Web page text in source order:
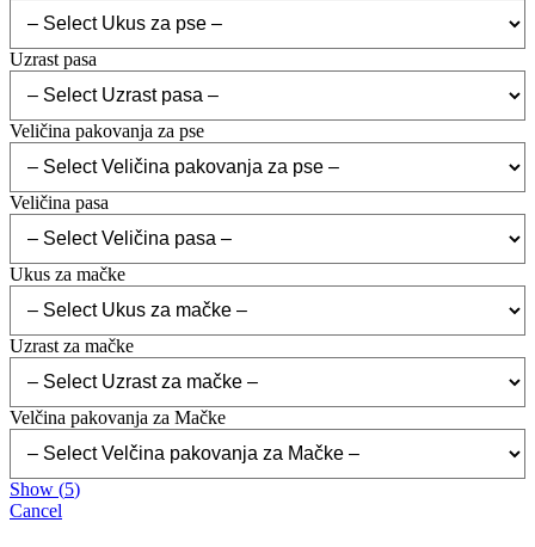
Uzrast pasa
Veličina pakovanja za pse
Veličina pasa
Ukus za mačke
Uzrast za mačke
Velčina pakovanja za Mačke
Show (5)
Cancel